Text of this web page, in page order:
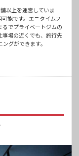
以上を運営していま
能です。エニタイムフ
でプライベートジムの
事場の近くでも、旅行先
グができます。